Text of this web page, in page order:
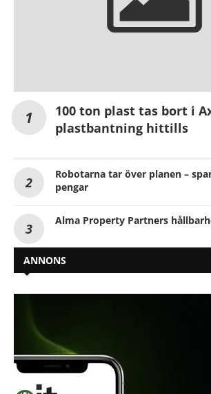
100 ton plast tas bort i
plastbantning hittills
Robotarna tar över planen –
pengar
Alma Property Partners
ANNONS